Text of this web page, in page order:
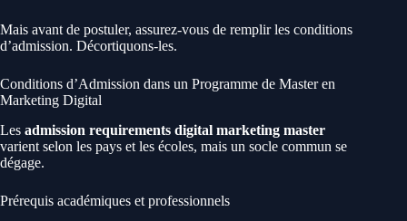
Mais avant de postuler, assurez-vous de remplir les conditions
d’admission. Décortiquons-les.
Conditions d’Admission dans un Programme de Master en
Marketing Digital
Les admission requirements digital marketing master
varient selon les pays et les écoles, mais un socle commun se
dégage.
Prérequis académiques et professionnels